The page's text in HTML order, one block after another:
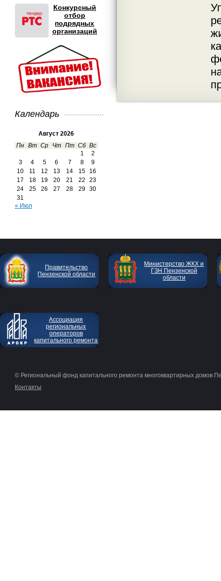
Конкурсный
отбор
подрядных
организаций
Календарь
Август 2026
Пн Вт Ср Чт Пт Сб Вс
1
2
3
4 5 6 7 8
9
10
11 12 13 14 15
16
17
18 19 20 21 22
23
24
25 26 27 28 29
30
31
« Июл
Правительство
Пензенской области
Министерство ЖКХ и
ГЗН Пензенской
области
Ассоциация
региональных
операторов
капитального ремонта
© Региональный фонд капитального ремонта многоквартирных домов
Контакты